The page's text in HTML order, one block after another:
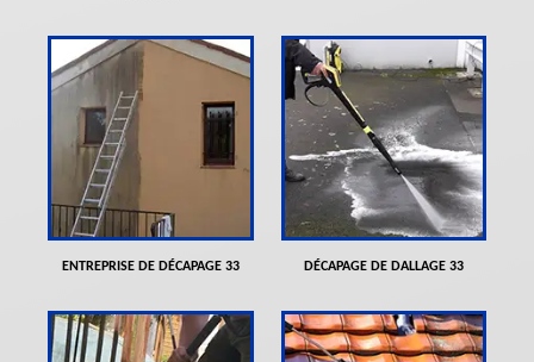
ENTREPRISE DE DÉCAPAGE 33 DÉCAPAGE DE DALLAGE 33